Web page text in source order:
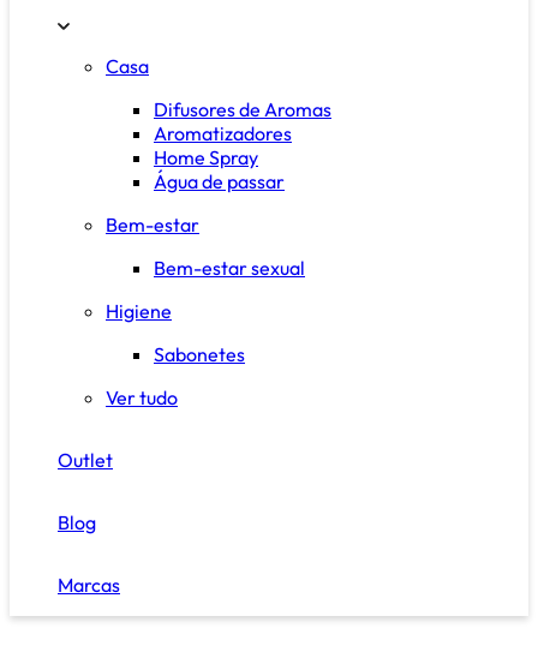
Casa
Difusores de Aromas
Aromatizadores
Home Spray
Água de passar
Bem-estar
Bem-estar sexual
Higiene
Sabonetes
Ver tudo
Outlet
Blog
Marcas